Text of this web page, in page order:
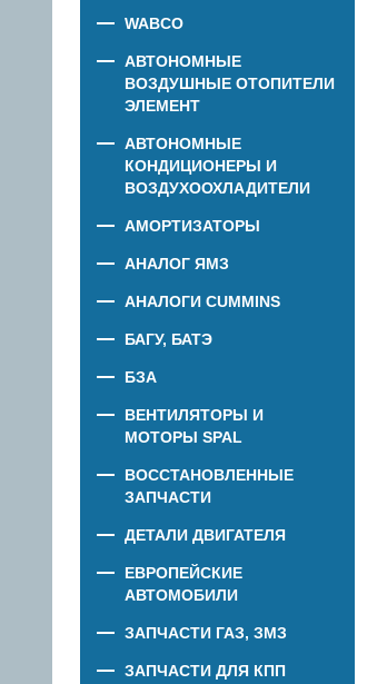
WABCO
АВТОНОМНЫЕ
ВОЗДУШНЫЕ ОТОПИТЕЛИ
ЭЛЕМЕНТ
АВТОНОМНЫЕ
КОНДИЦИОНЕРЫ И
ВОЗДУХООХЛАДИТЕЛИ
АМОРТИЗАТОРЫ
АНАЛОГ ЯМЗ
АНАЛОГИ CUMMINS
БАГУ, БАТЭ
БЗА
ВЕНТИЛЯТОРЫ И
МОТОРЫ SPAL
ВОССТАНОВЛЕННЫЕ
ЗАПЧАСТИ
ДЕТАЛИ ДВИГАТЕЛЯ
ЕВРОПЕЙСКИЕ
АВТОМОБИЛИ
ЗАПЧАСТИ ГАЗ, ЗМЗ
ЗАПЧАСТИ ДЛЯ КПП